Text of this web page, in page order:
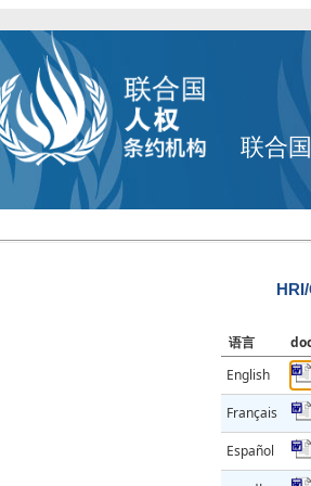
联合
语言
English
Français
Español